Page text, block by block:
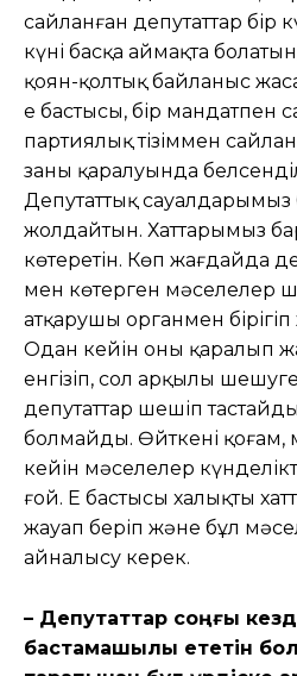
сайланған депутаттар бір
күні басқа аймақта
қоян-қолтық байланыс
ең бастысы, бір мандатпен
партиялық тізіммен
заңның қаралуында
Депутаттық сауалдарымыз
жолдайтын. Хаттарымыз
көтеретін. Көп жағдайда
мен көтерген мəселелер
атқарушы органмен бірігіп
Одан кейін оны қаралып
енгізіп, сол арқылы
депутаттар шешіп
болмайды. Өйткені қоғам,
кейін мəселелер
ғой. Ең бастысы халықтың
жауап беріп жəне бұл
айналысу керек.
– Депутаттар соңғы
бастамашылық ететін